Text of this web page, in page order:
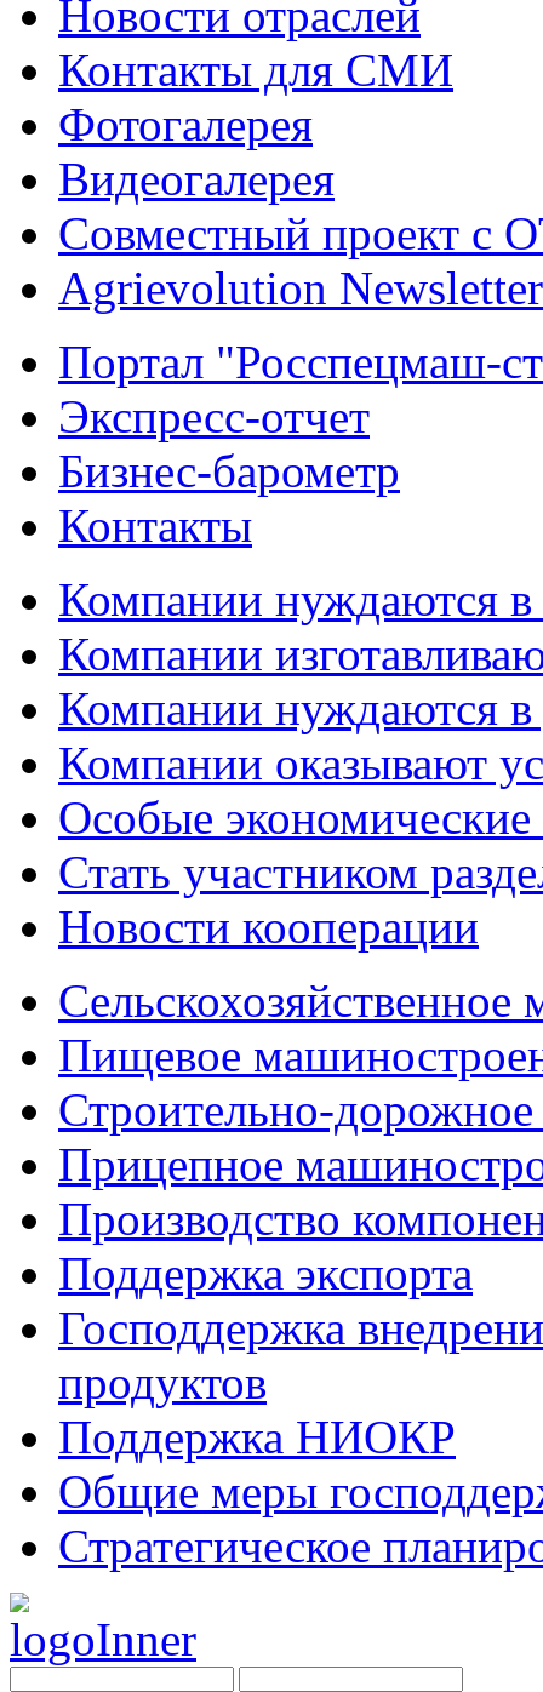
Новости отраслей
Контакты для СМИ
Фотогалерея
Видеогалерея
Совместный проект с
Agrievolution Newsletter
Портал "Росспецмаш-
Экспресс-отчет
Бизнес-барометр
Контакты
Компании нуждаются в
Компании
Компании нуждаются в
Компании оказывают
Особые
Стать участником
Новости кооперации
Пищевое
Строительно-
Прицепное
Производство
Поддержка экспорта
Господдержка
продуктов
Поддержка НИОКР
Общие меры
Стратегическое